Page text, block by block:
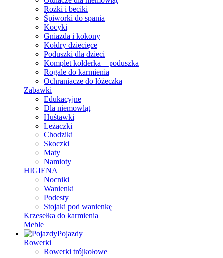
Rożki i beciki
Śpiworki do spania
Kocyki
Gniazda i kokony
Kołdry dziecięce
Poduszki dla dzieci
Komplet kołderka + poduszka
Rogale do karmienia
Ochraniacze do łóżeczka
Zabawki
Edukacyjne
Dla niemowląt
Huśtawki
Leżaczki
Chodziki
Skoczki
Maty
Namioty
HIGIENA
Nocniki
Wanienki
Podesty
Stojaki pod wanienkę
Krzesełka do karmienia
Meble
Pojazdy
Rowerki
Rowerki trójkołowe